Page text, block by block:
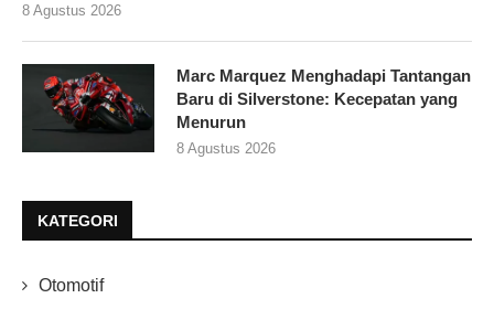
8 Agustus 2026
Marc Marquez Menghadapi Tantangan
Baru di Silverstone: Kecepatan yang
Menurun
8 Agustus 2026
KATEGORI
Otomotif